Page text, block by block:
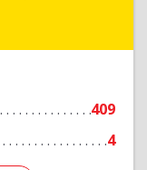
409
4
Тагил г,